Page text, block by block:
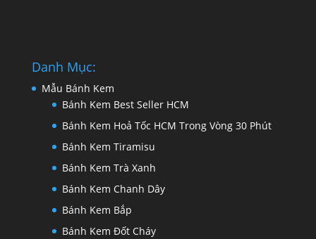
Danh Mục:
Mẫu Bánh Kem
Bánh Kem Best Seller HCM
Bánh Kem Hoả Tốc HCM Trong Vòng 30 Phút
Bánh Kem Tiramisu
Bánh Kem Trà Xanh
Bánh Kem Chanh Dây
Bánh Kem Bắp
Bánh Kem Đốt Cháy